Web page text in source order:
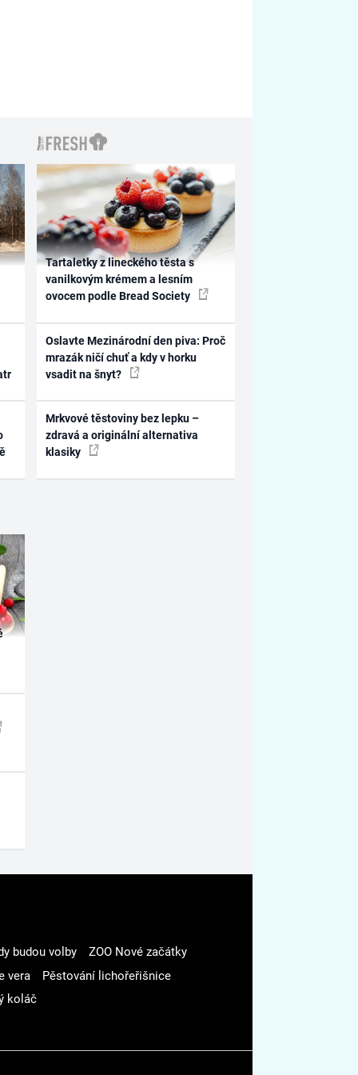
Tartaletky z lineckého těsta s
vanilkovým krémem a lesním
ovocem podle Bread Society
Oslavte Mezinárodní den piva: Proč
mrazák ničí chuť a kdy v horku
vsadit na šnyt?
Mrkvové těstoviny bez lepku –
zdravá a originální alternativa
klasiky
budou volby
ZOO Nové začátky
vera
Pěstování lichořeřišnice
koláč